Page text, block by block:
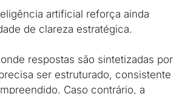
artificial reforça ainda
de clareza estratégica.
respostas são sintetizadas por
ser estruturado, consistente
Caso contrário, a